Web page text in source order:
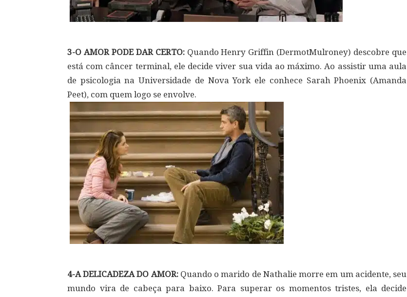
3-O AMOR PODE DAR CERTO:Quando Henry Griffin (DermotMulroney) descobre que
está com câncer terminal, ele decide viver sua vida ao máximo. Ao assistir uma aula
de psicologia na Universidade de Nova York ele conhece Sarah Phoenix (Amanda
Peet), com quem logo se envolve.
4-A DELICADEZA DO AMOR:Quando o marido de Nathalie morre em um acidente, seu
mundo vira de cabeça para baixo. Para superar os momentos tristes, ela decide